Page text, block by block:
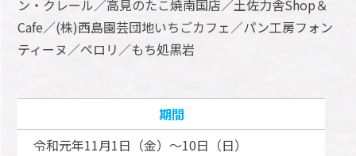
ン・クレール／高見のたこ焼南国店／土佐力舎Shop＆
Cafe／(株)西島園芸団地いちごカフェ／パン工房フォン
ティーヌ／ペロリ／もち処黒岩
期間
令和元年11月1日（金）～10日（日）